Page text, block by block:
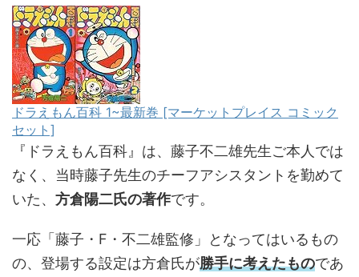
ドラえもん百科 1~最新巻 [マーケットプレイス コミック
セット]
『ドラえもん百科』は、藤子不二雄先生ご本人では
なく、当時藤子先生のチーフアシスタントを勤めて
いた、 方倉陽二氏の著作です。
一応「藤子・F・不二雄監修」となってはいるもの
の、登場する設定は方倉氏が勝手に考えたものであ